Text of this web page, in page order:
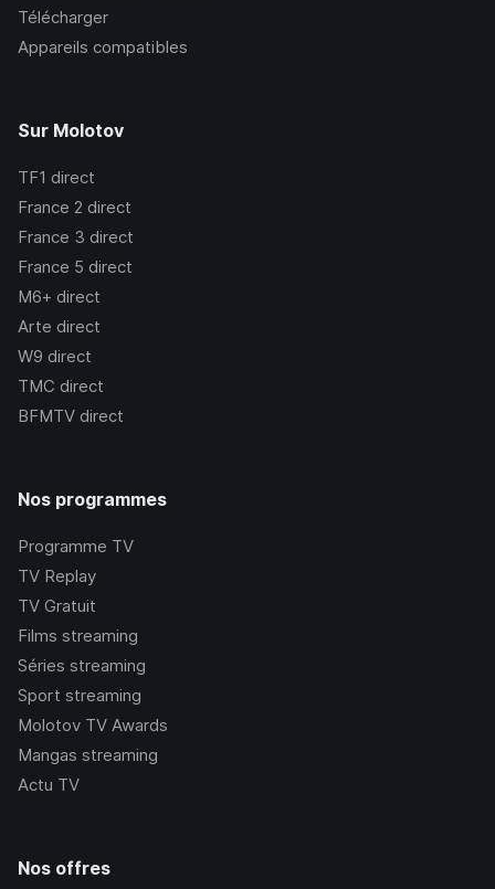
Télécharger
Appareils compatibles
Sur Molotov
TF1 direct
France 2 direct
France 3 direct
France 5 direct
M6+ direct
Arte direct
W9 direct
TMC direct
BFMTV direct
Nos programmes
Programme TV
TV Replay
TV Gratuit
Films streaming
Séries streaming
Sport streaming
Molotov TV Awards
Mangas streaming
Actu TV
Nos offres